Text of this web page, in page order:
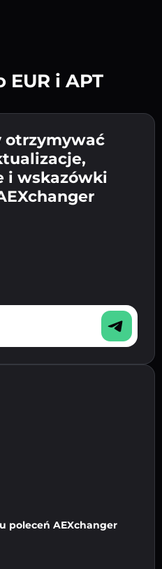
do następnego
👉 przejdź do
kryptowalutę lub
EUR i APT
otrzymywać
i wskazówki
poleceń AEXchanger